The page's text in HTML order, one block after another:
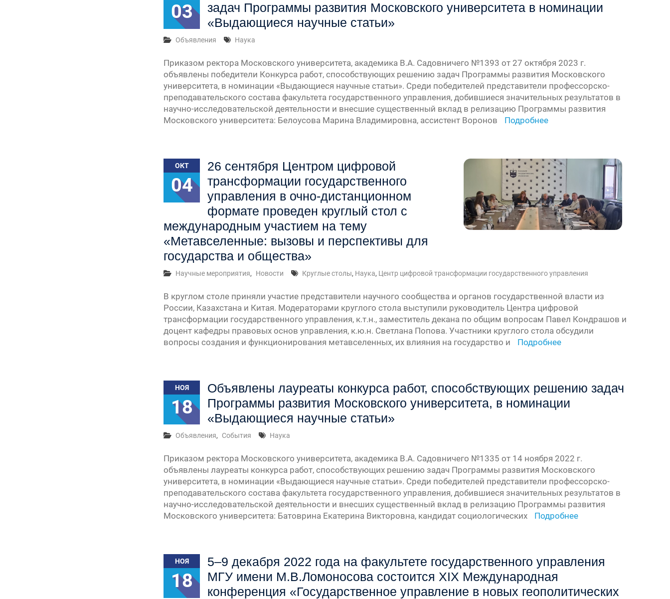
03
задач Программы развития Московского университета в номинации
«Выдающиеся научные статьи»
Объявления Наука
Приказом ректора Московского университета, академика В.А. Садовничего №1393 от 27 октября 2023 г.
объявлены победители Конкурса работ, способствующих решению задач Программы развития Московского
университета, в номинации «Выдающиеся научные статьи». Среди победителей представители профессорско-
преподавательского состава факультета государственного управления, добившиеся значительных результатов в
научно-исследовательской деятельности и внесшие существенный вклад в релизацию Программы развития
Московского университета: Белоусова Марина Владимировна, ассистент Воронов
Подробнее
ОКТ
04
26 сентября Центром цифровой
трансформации государственного
управления в очно-дистанционном
формате проведен круглый стол с
международным участием на тему
«Метавселенные: вызовы и перспективы для
государства и общества»
Научные мероприятия, Новости Круглые столы, Наука, Центр цифровой трансформации государственного управления
В круглом столе приняли участие представители научного сообщества и органов государственной власти из
России, Казахстана и Китая. Модераторами круглого стола выступили руководитель Центра цифровой
трансформации государственного управления, к.т.н., заместитель декана по общим вопросам Павел Кондрашов и
доцент кафедры правовых основ управления, к.ю.н. Светлана Попова. Участники круглого стола обсудили
вопросы создания и функционирования метавселенных, их влияния на государство и
Подробнее
НОЯ
18
Объявлены лауреаты конкурса работ, способствующих решению задач
Программы развития Московского университета, в номинации
«Выдающиеся научные статьи»
Объявления, События Наука
Приказом ректора Московского университета, академика В.А. Садовничего №1335 от 14 ноября 2022 г.
объявлены лауреаты конкурса работ, способствующих решению задач Программы развития Московского
университета, в номинации «Выдающиеся научные статьи». Среди победителей представители профессорско-
преподавательского состава факультета государственного управления, добившиеся значительных результатов в
научно-исследовательской деятельности и внесших существенный вклад в релизацию Программы развития
Московского университета: Батоврина Екатерина Викторовна, кандидат социологических
Подробнее
НОЯ
18
5–9 декабря 2022 года на факультете государственного управления
МГУ имени М.В.Ломоносова состоится XIX Международная
конференция «Государственное управление в новых геополитических